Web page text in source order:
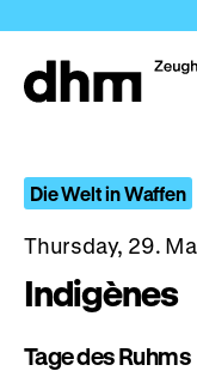
directly
the
Die Welt in Waffen
Thursday, 29.
Indigènes
Tage des Ruhms